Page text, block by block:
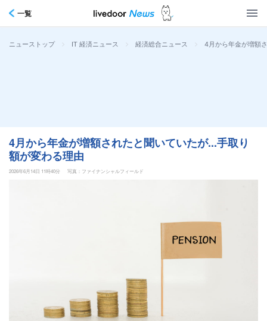
一覧
ニューストップ > IT 経済ニュース > 経済総合ニュース > 4月から年金が増額
4月から年金が増額されたと聞いていたが...手取り
額が変わる理由
2026年6月14日 11時40分 写真：ファイナンシャルフィールド